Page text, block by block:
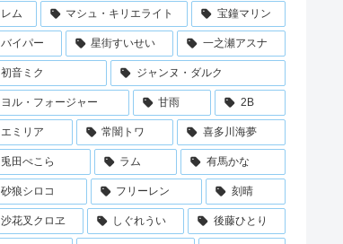
レム マシュ・キリエライト 宝鐘マリン
バイパー 星街すいせい 一之瀬アスナ
初音ミク ジャンヌ・ダルク
ヨル・フォージャー 甘雨 2B
エミリア 常闇トワ 喜多川海夢
兎田ぺこら ラム 有馬かな
砂狼シロコ フリーレン 刻晴
沙花叉クロヱ しぐれうい 後藤ひとり